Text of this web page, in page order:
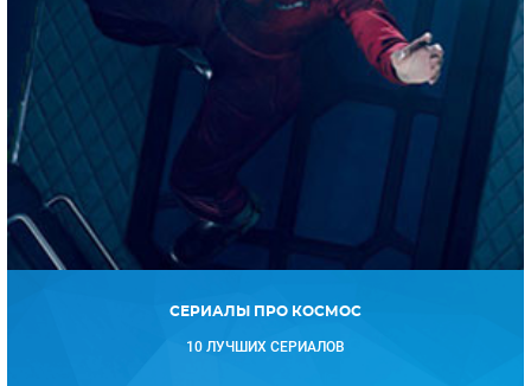
СЕРИАЛЫ ПРО КОСМОС
10 ЛУЧШИХ СЕРИАЛОВ